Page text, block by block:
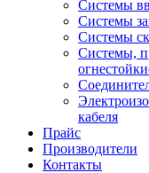
Системы
Системы
Системы
Системы,
кабеля
Прайс
Производители
Контакты